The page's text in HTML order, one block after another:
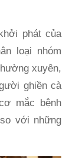
phát của
loại nhóm
xuyên,
ghiền cà
mắc bệnh
với những